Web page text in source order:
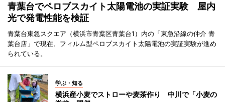
青葉台でペロブスカイト太陽電池の実証実験 屋内
光で発電性能を検証
青葉台東急スクエア（横浜市青葉区青葉台1）内の「東急沿線の仲介 青
葉台店」で現在、フィルム型ペロブスカイト太陽電池の実証実験が進め
られている。
学ぶ・知る
横浜産小麦でストローや麦茶作り 中川で「小麦の